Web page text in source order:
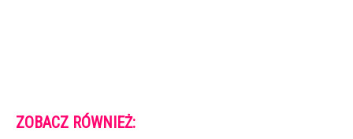
ZOBACZ RÓWNIEŻ: